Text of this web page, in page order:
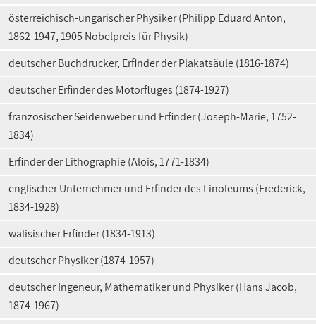
österreichisch-ungarischer Physiker (Philipp Eduard Anton,
1862-1947, 1905 Nobelpreis für Physik)
deutscher Buchdrucker, Erfinder der Plakatsäule (1816-1874)
deutscher Erfinder des Motorfluges (1874-1927)
französischer Seidenweber und Erfinder (Joseph-Marie, 1752-
1834)
Erfinder der Lithographie (Alois, 1771-1834)
englischer Unternehmer und Erfinder des Linoleums (Frederick,
1834-1928)
walisischer Erfinder (1834-1913)
deutscher Physiker (1874-1957)
deutscher Ingeneur, Mathematiker und Physiker (Hans Jacob,
1874-1967)